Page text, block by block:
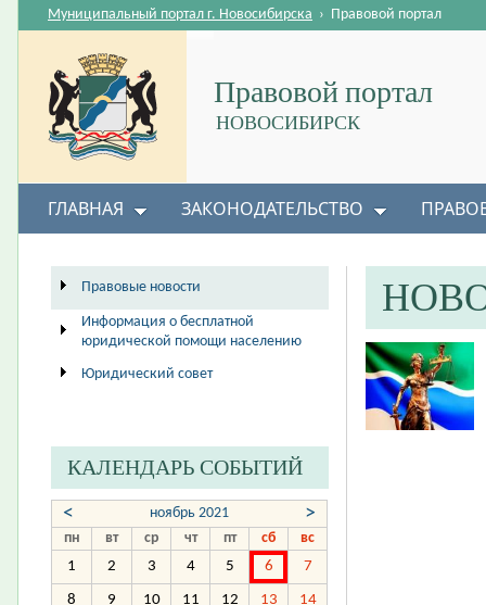
Правовой портал
НОВОСИБИРСК
Муниципальный портал г. Новосибирска › Правовой портал
ГЛАВНАЯ ЗАКОНОДАТЕЛЬСТВО
Правовые новости
Информация о бесплатной
юридической помощи населению
Юридический совет
КАЛЕНДАРЬ СОБЫТИЙ
< ноябрь 2021 >
пн вт ср чт пт сб
вс
1
2 3 4 5 6 7
8 9 10 11 12 13 14